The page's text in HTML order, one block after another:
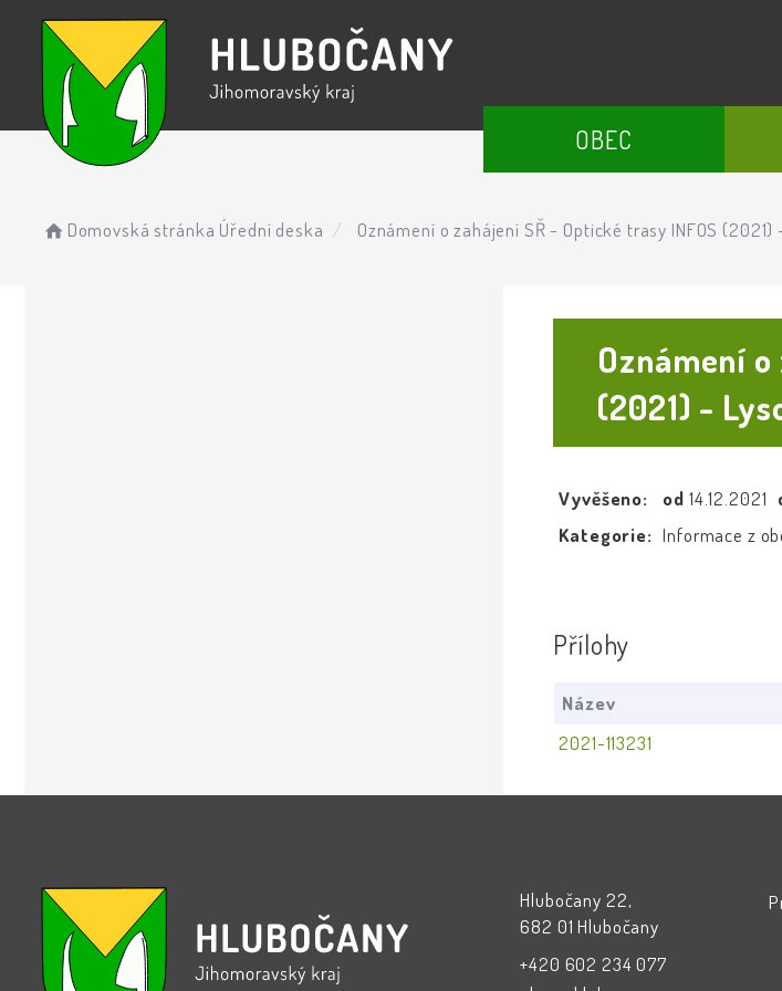
OBEC
Domovská stránka Úřední deska Oznámení o zahájení SŘ - Optické trasy INFOS
Oznámení
(2021) -
Vyvěšeno: od 14.12.2021
Kategorie: Informace z
Přílohy
Název
2021-113231
Hlubočany 22,
682 01 Hlubočany
+420 602 234 077